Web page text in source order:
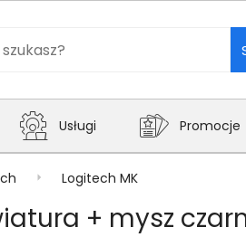
Usługi Promocje
Logitech MK
+ mysz